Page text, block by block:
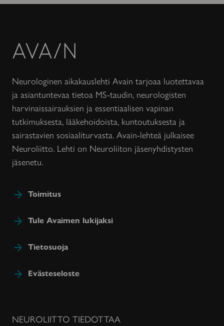
Avain-
lehti
Neurologinen aikakauslehti Avain tarjoaa luotettavaa
ja asiantuntevaa tietoa MS-taudin, neurologisten
harvinaissairauksien ja essentiaalisen vapinan
tutkimuksesta, lääkehoidoista, kuntoutuksesta ja
sairastavien sosiaaliturvasta. Avain-lehteä julkaisee
Neuroliitto. Lehti on Neuroliiton jäsenyhdistysten
jäsenetu.
Toimitus
Tule Avaimen lukijaksi
Tietosuoja
Evästeseloste
NEUROLIITTO TIEDOTTAA